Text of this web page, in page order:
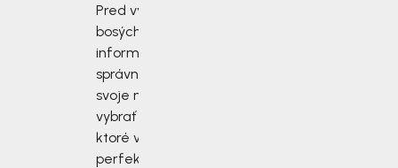
Pred výberom
bosých topánok sa
informujte, ako
správne zmerať
svoje nohy a
vybrať si topánky,
ktoré vám budú
perfektne sedieť